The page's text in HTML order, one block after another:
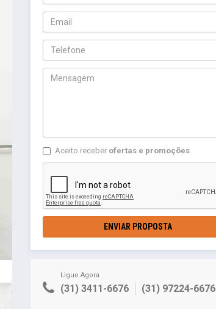
Aceito receber ofertas e promoções
ENVIAR PROPOSTA
Ligue Agora
(31) 3411-6676 (31) 97224-6676